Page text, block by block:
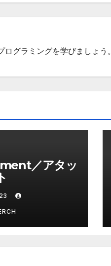
グラミングを学びましょう。
／アタッ